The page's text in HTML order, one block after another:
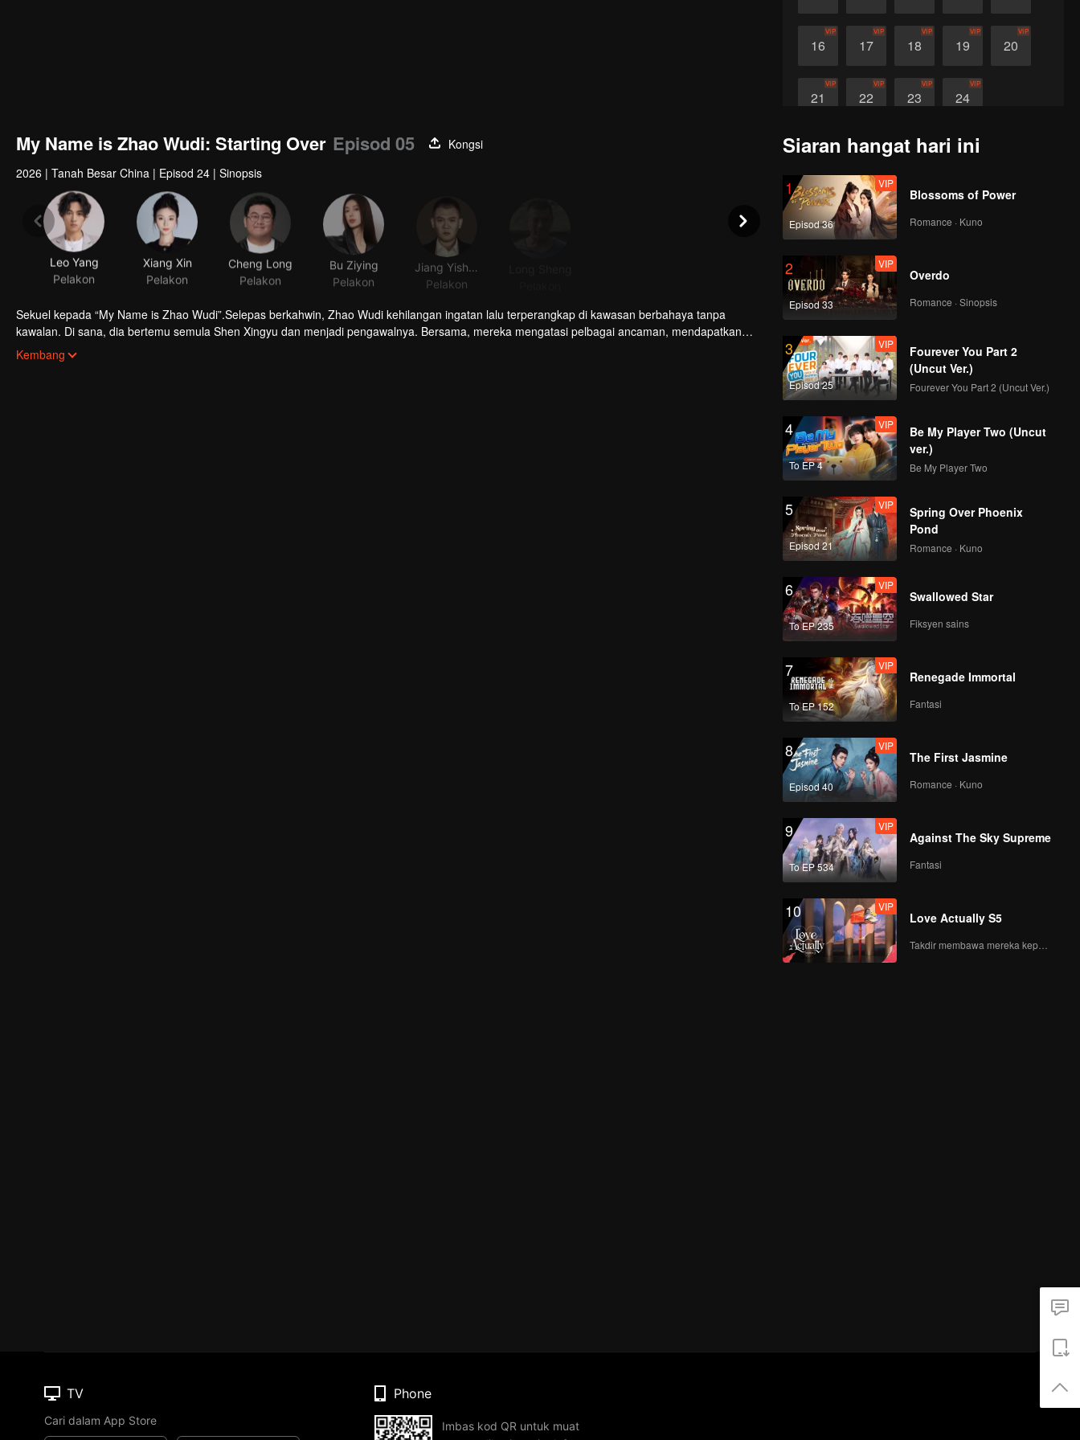
16
VIP
17
VIP
18
VIP
19
VIP
20
VIP
21
VIP
22
VIP
23
VIP
24
VIP
My Name is Zhao Wudi: Starting Over Episod 05
Kongsi
2026 | Tanah Besar China | Episod 24 | Sinopsis
Leo Yang
Pelakon
Xiang Xin
Pelakon
Cheng Long
Pelakon
Bu Ziying
Pelakon
Pelakon
Sekuel kepada “My Name is Zhao Wudi”.Selepas berkahwin, Zhao Wudi kehilangan ingatan lalu terperangkap di kawasan berbahaya tanpa
kawalan. Di sana, dia bertemu semula Shen Xingyu dan menjadi pengawalnya. Bersama, mereka mengatasi pelbagai ancaman, mendapatkan
kembali ingatan, dan memulakan kehidupan baharu.
Kembang
Siaran hangat hari ini
1
Episod 36
VIP
Blossoms of Power
Romance · Kuno
2
Episod 33
VIP
Overdo
Romance · Sinopsis
3
Episod 25
VIP
Fourever You Part 2
(Uncut Ver.)
Fourever You Part 2 (Uncut Ver.)
4
To EP 4
VIP
Be My Player Two (Uncut
ver.)
Be My Player Two
5
Episod 21
VIP
Spring Over Phoenix
Pond
Romance · Kuno
6
To EP 235
VIP
Swallowed Star
Fiksyen sains
7
To EP 152
VIP
Renegade Immortal
Fantasi
8
Episod 40
VIP
The First Jasmine
Romance · Kuno
9
To EP 534
VIP
Against The Sky Supreme
Fantasi
10 VIP
Love Actually S5
Takdir membawa mereka kepada cinta yang tulus!
TV
Cari dalam App Store
Phone
Imbas kod QR untuk muat